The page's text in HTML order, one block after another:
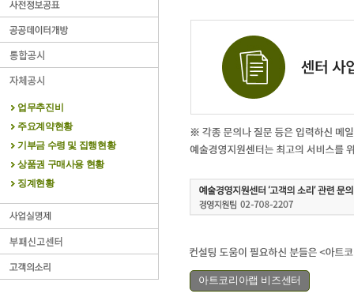
업무추진비
주요계약현황
기부금 수령 및 집행현황
상품권 구매사용 현황
징계현황
아트코리아랩 비즈센터